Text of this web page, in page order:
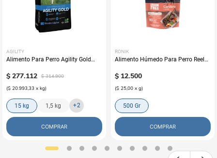
AGILITY
Alimento Para Perro Agility Gold
$ 277.112 $ 314.900
($ 20.993,33 x kg)
15 kg 1,5 kg +2
COMPRAR
RONIK
Alimento Húmedo Para Perro Reelds
$ 12.500
($ 25,00 x g)
500 Gr
COMPRAR